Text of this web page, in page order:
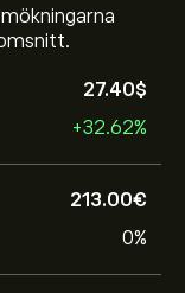
27.40‎$‎
+32.62%
213.00‎€‎
0%